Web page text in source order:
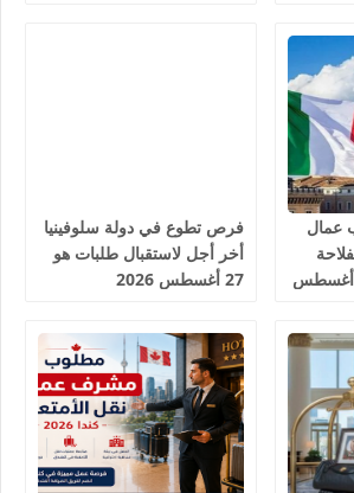
عمال
آخر أجل للتقديم 18 أغسطس
فرص تطوع في دولة سلوفينيا
أخر أجل لاستقبال طلبات هو
27 أغسطس 2026